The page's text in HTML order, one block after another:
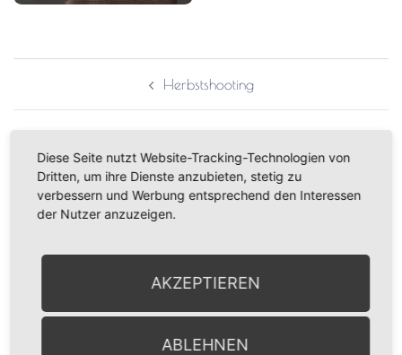
Herbstshooting
Schreibe einen Kommentar
Diese Seite nutzt Website-Tracking-Technologien von
Dritten, um ihre Dienste anzubieten, stetig zu
verbessern und Werbung entsprechend den Interessen
der Nutzer anzuzeigen.
AKZEPTIEREN
ABLEHNEN